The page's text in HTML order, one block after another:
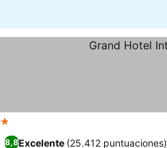
8,8Excelente (25.412 puntuaciones)